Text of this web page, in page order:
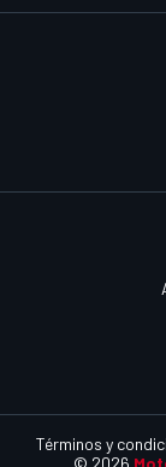
© 2026
Términos y